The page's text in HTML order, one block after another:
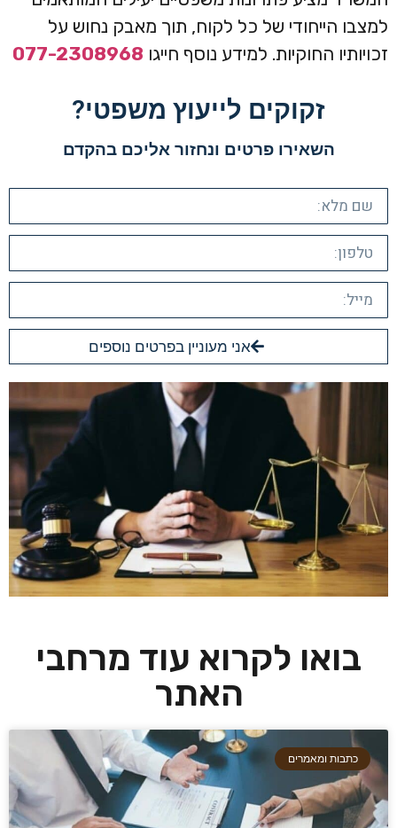
למצבו הייחודי של כל לקוח, תוך מאבק נחוש על
זכויותיו החוקיות. למידע נוסף חייגו 077-2308968
זקוקים לייעוץ משפטי?​
השאירו פרטים ונחזור אליכם בהקדם​
אני מעוניין בפרטים נוספים
בואו לקרוא עוד מרחבי
האתר
כתבות ומאמרים